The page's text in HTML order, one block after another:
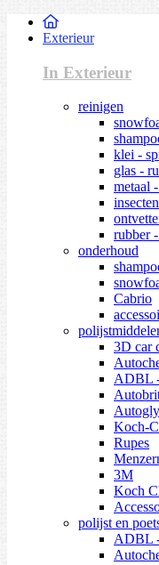
Exterieur
In Exterieur
reinigen
klei -
glas -
metaal
rubber
onderhoud
Cabrio
3D car
ADBL
Koch-
Rupes
3M
Koch
polijst en
ADBL